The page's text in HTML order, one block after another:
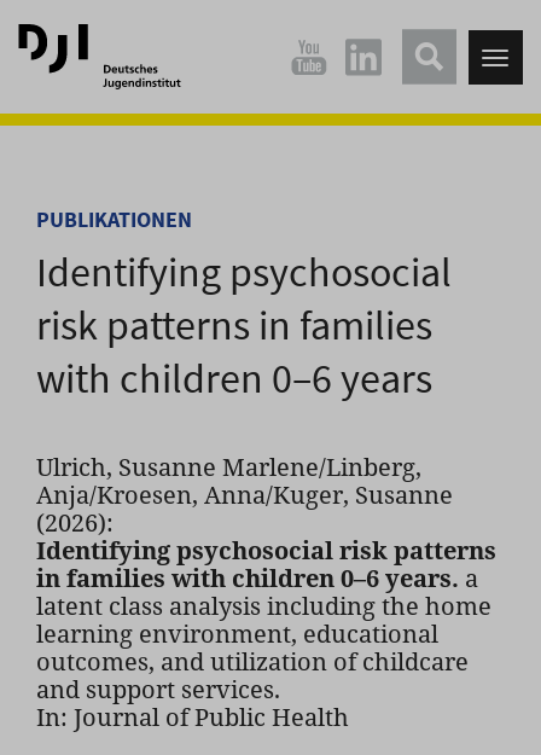
Direkt
zum
Hauptinhalt
Direkt
zum
Hauptmenü
PUBLIKATIONEN
Identifying psychosocial
risk patterns in families
with children 0–6 years
Ulrich, Susanne Marlene/Linberg,
Anja/Kroesen, Anna/Kuger, Susanne
(2026):
Identifying psychosocial risk patterns
in families with children 0–6 years. a
latent class analysis including the home
learning environment, educational
outcomes, and utilization of childcare
and support services.
In: Journal of Public Health